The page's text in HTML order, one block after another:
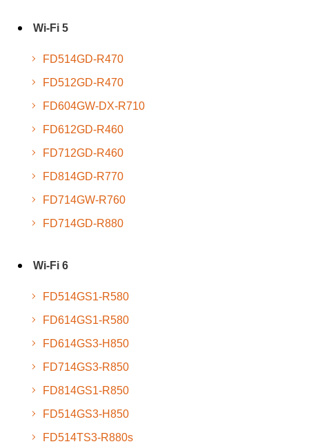
Wi-Fi 5
FD514GD-R470
FD512GD-R470
FD604GW-DX-R710
FD612GD-R460
FD712GD-R460
FD814GD-R770
FD714GW-R760
FD714GD-R880
Wi-Fi 6
FD514GS1-R580
FD614GS1-R580
FD614GS3-H850
FD714GS3-R850
FD814GS1-R850
FD514GS3-H850
FD514TS3-R880s